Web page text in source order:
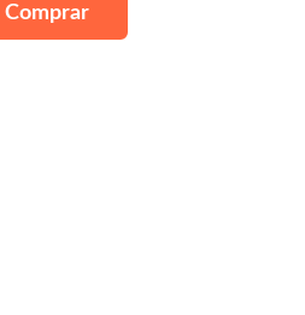
Comprar